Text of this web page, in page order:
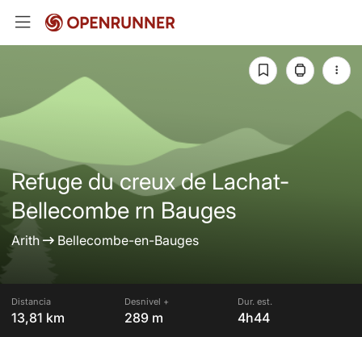
Refuge du creux de Lachat-
Bellecombe rn Bauges
Arith Bellecombe-en-Bauges
Distancia
13,81 km
Desnivel +
289 m
Dur. est.
4h44